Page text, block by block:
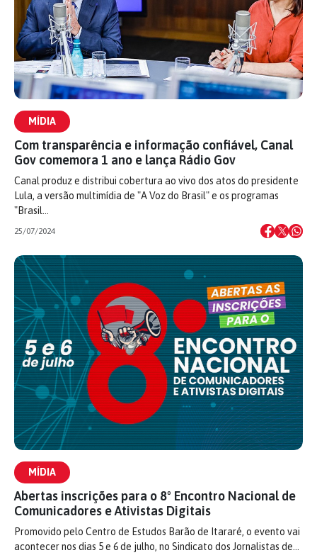
MÍDIA
Com transparência e informação confiável, Canal
Gov comemora 1 ano e lança Rádio Gov
Canal produz e distribui cobertura ao vivo dos atos do presidente
Lula, a versão multimídia de "A Voz do Brasil" e os programas
"Brasil…
25/07/2024
MÍDIA
Abertas inscrições para o 8º Encontro Nacional de
Comunicadores e Ativistas Digitais
Promovido pelo Centro de Estudos Barão de Itararé, o evento vai
acontecer nos dias 5 e 6 de julho, no Sindicato dos Jornalistas de…